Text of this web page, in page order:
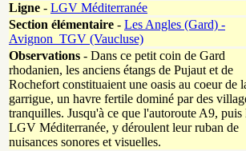
Ligne - LGV Méditerranée
Section élémentaire - Les Angles (Gard) -
Avignon_TGV (Vaucluse)
Observations - Dans ce petit coin de Gard
rhodanien, les anciens étangs de Pujaut et de
Rochefort constituaient une oasis au coeur de
garrigue, un havre fertile dominé par des
tranquilles. Jusqu'à ce que l'autoroute A9, puis
LGV Méditerranée, y déroulent leur ruban de
nuisances sonores et visuelles.